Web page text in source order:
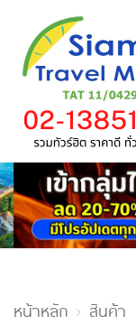
หน้าหลัก
สินค้า